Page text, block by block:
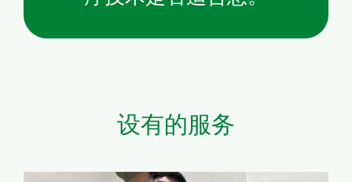
设有的服务